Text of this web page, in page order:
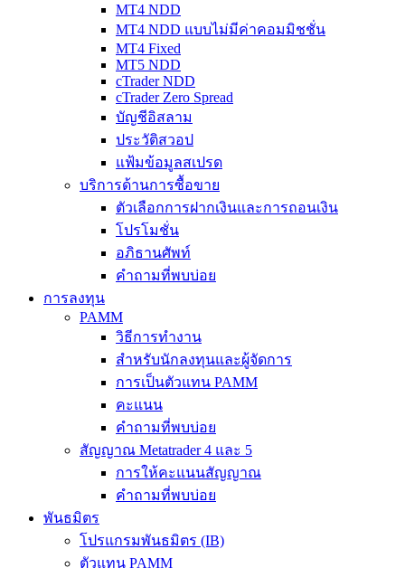
MT4 NDD
MT4 NDD แบบไม่มีค่าคอมมิชชั่น
MT4 Fixed
MT5 NDD
cTrader NDD
cTrader Zero Spread
บัญชีอิสลาม
ประวัติสวอป
แฟ้มข้อมูลสเปรด
บริการด้านการซื้อขาย
ตัวเลือกการฝากเงินและการถอนเงิน
โปรโมชั่น
อภิธานศัพท์
คำถามที่พบบ่อย
การลงทุน
PAMM
วิธีการทำงาน
สำหรับนักลงทุนและผู้จัดการ
การเป็นตัวแทน PAMM
คะแนน
คำถามที่พบบ่อย
สัญญาณ Metatrader 4 และ 5
การให้คะแนนสัญญาณ
คำถามที่พบบ่อย
พันธมิตร
โปรแกรมพันธมิตร (IB)
ตัวแทน PAMM